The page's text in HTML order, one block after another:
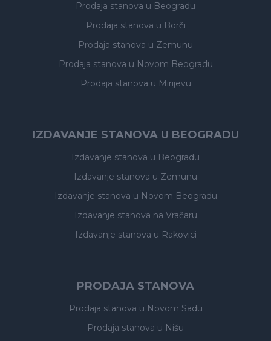
Prodaja stanova u Beogradu
Prodaja stanova u Borči
Prodaja stanova u Zemunu
Prodaja stanova u Novom Beogradu
Prodaja stanova u Mirijevu
IZDAVANJE STANOVA U BEOGRADU
Izdavanje stanova u Beogradu
Izdavanje stanova u Zemunu
Izdavanje stanova u Novom Beogradu
Izdavanje stanova na Vračaru
Izdavanje stanova u Rakovici
PRODAJA STANOVA
Prodaja stanova u Novom Sadu
Prodaja stanova u Nišu